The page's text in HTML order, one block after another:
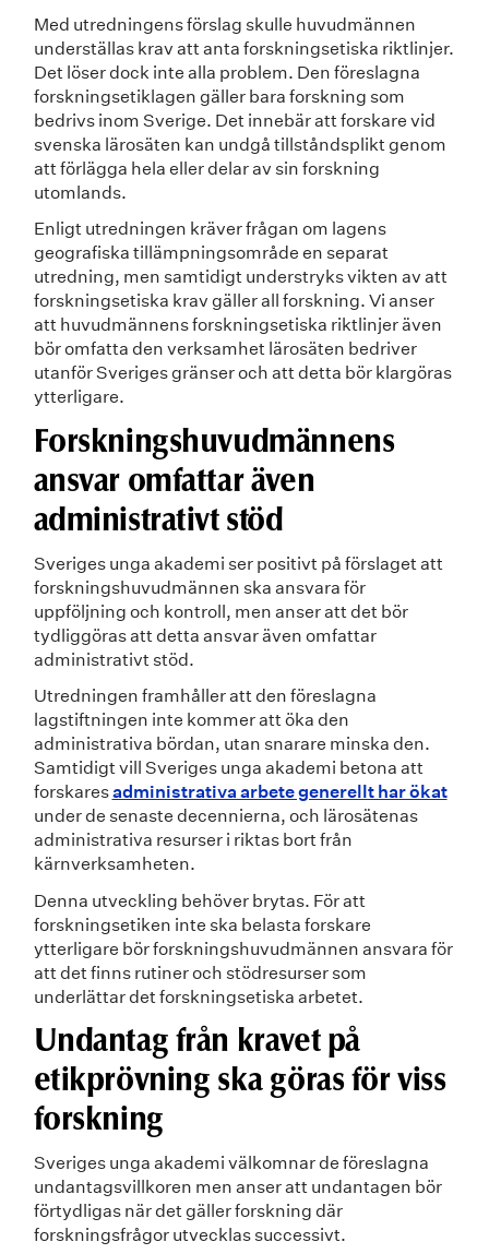
Med utredningens förslag skulle huvudmännen
underställas krav att anta forskningsetiska riktlinjer.
Det löser dock inte alla problem. Den föreslagna
forskningsetiklagen gäller bara forskning som
bedrivs inom Sverige. Det innebär att forskare vid
svenska lärosäten kan undgå tillståndsplikt genom
att förlägga hela eller delar av sin forskning
utomlands.
Enligt utredningen kräver frågan om lagens
geografiska tillämpningsområde en separat
utredning, men samtidigt understryks vikten av att
forskningsetiska krav gäller all forskning. Vi anser
att huvudmännens forskningsetiska riktlinjer även
bör omfatta den verksamhet lärosäten bedriver
utanför Sveriges gränser och att detta bör klargöras
ytterligare.
Forskningshuvudmännens
ansvar omfattar även
administrativt stöd
Sveriges unga akademi ser positivt på förslaget att
forskningshuvudmännen ska ansvara för
uppföljning och kontroll, men anser att det bör
tydliggöras att detta ansvar även omfattar
administrativt stöd.
Utredningen framhåller att den föreslagna
lagstiftningen inte kommer att öka den
administrativa bördan, utan snarare minska den.
Samtidigt vill Sveriges unga akademi betona att
forskaresadministrativa arbete generellt har ökat
under de senaste decennierna, och lärosätenas
administrativa resurser i riktas bort från
kärnverksamheten.
Denna utveckling behöver brytas. För att
forskningsetiken inte ska belasta forskare
ytterligare bör forskningshuvudmännen ansvara för
att det finns rutiner och stödresurser som
underlättar det forskningsetiska arbetet.
Undantag från kravet på
etikprövning ska göras för viss
forskning
Sveriges unga akademi välkomnar de föreslagna
undantagsvillkoren men anser att undantagen bör
förtydligas när det gäller forskning där
forskningsfrågor utvecklas successivt.